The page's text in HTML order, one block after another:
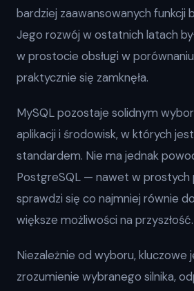
bardziej zaawansowanych funkcji
Jego rozwój w ostatnich latach
w prostocie obsługi w
praktycznie się zamknęła.
MySQL pozostaje solidnym
aplikacji i środowisk, w których
standardem. Nie ma jednak
PostgreSQL — nawet w prostych
sprawdzi się co najmniej równie
większe możliwości na przyszłość.
Niezależnie od wyboru, kluczowe
zrozumienie wybranego silnika,